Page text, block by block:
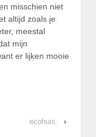
misschien niet
altijd zoals je
meestal
mijn
er lijken mooie
ecohuis ›